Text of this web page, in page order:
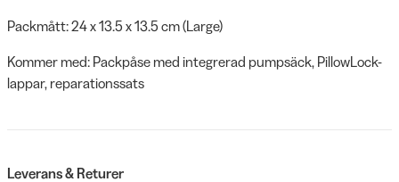
Packmått: 24 x 13.5 x 13.5 cm (Large)
Kommer med: Packpåse med integrerad pumpsäck, PillowLock-
lappar, reparationssats
Leverans & Returer